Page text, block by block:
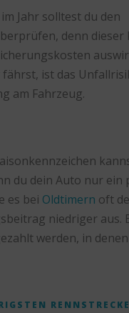
Jahr solltest du den
denn dieser
ist das
am Fahrzeug.
du dein Auto nur ein
es bei Oldtimern oft
niedriger aus.
werden, in